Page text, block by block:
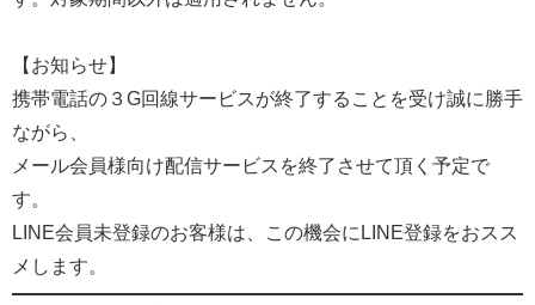
【お知らせ】
携帯電話の３G回線サービスが終了することを受け誠に勝手
ながら、
メール会員様向け配信サービスを終了させて頂く予定で
す。
LINE会員未登録のお客様は、この機会にLINE登録をおスス
メします。